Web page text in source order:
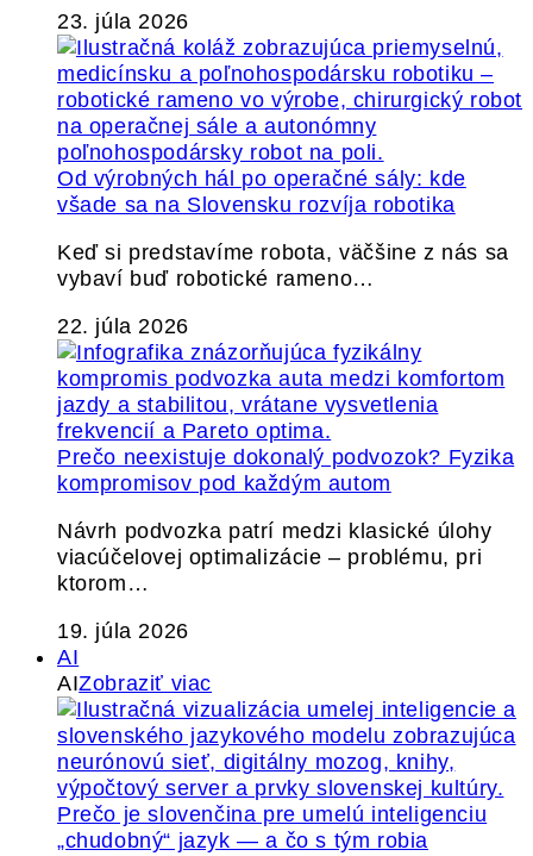
23. júla 2026
Od výrobných hál po operačné sály: kde
všade sa na Slovensku rozvíja robotika
Keď si predstavíme robota, väčšine z nás sa
vybaví buď robotické rameno…
22. júla 2026
Prečo neexistuje dokonalý podvozok? Fyzika
kompromisov pod každým autom
Návrh podvozka patrí medzi klasické úlohy
viacúčelovej optimalizácie – problému, pri
ktorom…
19. júla 2026
AI
AIZobraziť viac
Prečo je slovenčina pre umelú inteligenciu
„chudobný“ jazyk — a čo s tým robia